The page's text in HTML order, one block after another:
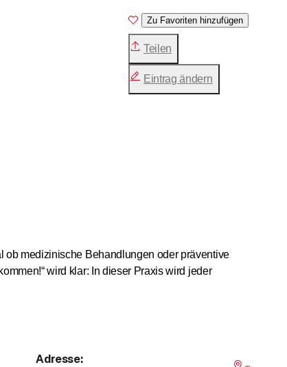
Zu Favoriten hinzufügen
Teilen
Eintrag ändern
ob medizinische Behandlungen oder präventive
wird klar: In dieser Praxis wird jeder
Adresse: